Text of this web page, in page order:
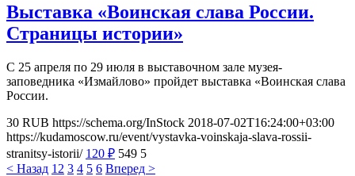
Выставка «Воинская слава России.
Страницы истории»
С 25 апреля по 29 июля в выставочном зале музея-
заповедника «Измайлово» пройдет выставка «Воинская слава
России.
30 RUB https://schema.org/InStock 2018-07-02T16:24:00+03:00
https://kudamoscow.ru/event/vystavka-voinskaja-slava-rossii-
stranitsy-istorii/ 120 ₽ 549 5
< Назад 1 2 3 4 5 6 Вперед >